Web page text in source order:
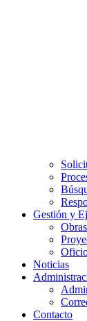
Gestión y
Noticias
Contacto